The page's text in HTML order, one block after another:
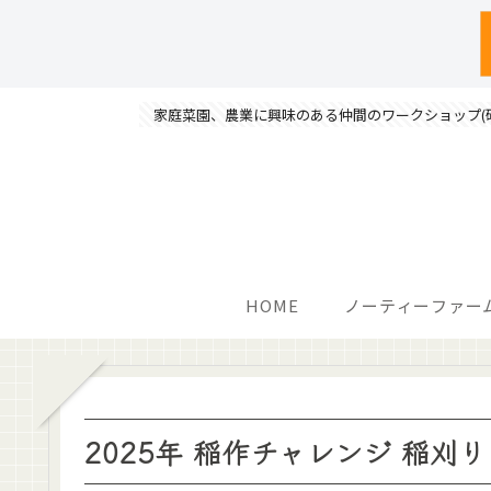
家庭菜園、農業に興味のある仲間のワークショップ
HOME ノーティーファー
2025年 稲作チャレンジ 稲刈